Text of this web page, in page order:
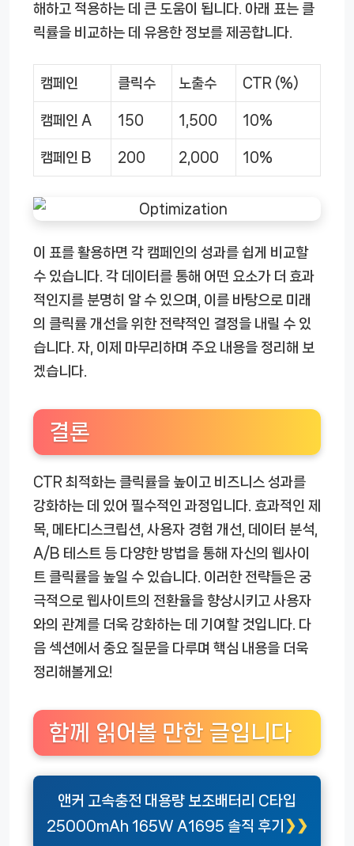
해하고 적용하는 데 큰 도움이 됩니다. 아래 표는 클
릭률을 비교하는 데 유용한 정보를 제공합니다.
캠페인 클릭수 노출수 CTR (%)
캠페인 A 150 1,500 10%
캠페인 B 200 2,000 10%
이 표를 활용하면 각 캠페인의 성과를 쉽게 비교할
수 있습니다. 각 데이터를 통해 어떤 요소가 더 효과
적인지를 분명히 알 수 있으며, 이를 바탕으로 미래
의 클릭률 개선을 위한 전략적인 결정을 내릴 수 있
습니다. 자, 이제 마무리하며 주요 내용을 정리해 보
겠습니다.
결론
CTR 최적화는 클릭률을 높이고 비즈니스 성과를
강화하는 데 있어 필수적인 과정입니다. 효과적인 제
목, 메타디스크립션, 사용자 경험 개선, 데이터 분석,
A/B 테스트 등 다양한 방법을 통해 자신의 웹사이
트 클릭률을 높일 수 있습니다. 이러한 전략들은 궁
극적으로 웹사이트의 전환율을 향상시키고 사용자
와의 관계를 더욱 강화하는 데 기여할 것입니다. 다
음 섹션에서 중요 질문을 다루며 핵심 내용을 더욱
정리해볼게요!
함께 읽어볼 만한 글입니다
앤커 고속충전 대용량 보조배터리 C타입
25000mAh 165W A1695 솔직 후기